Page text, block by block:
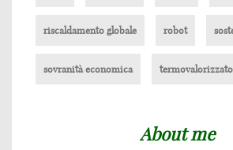
riscaldamento globale robot
sovranità economica
About me